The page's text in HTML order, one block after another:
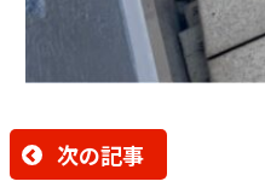
次の記事